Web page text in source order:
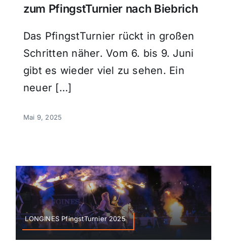
zum PfingstTurnier nach Biebrich
Das PfingstTurnier rückt in großen
Schritten näher. Vom 6. bis 9. Juni
gibt es wieder viel zu sehen. Ein
neuer […]
Mai 9, 2025
LONGINES PfingstTurnier 2025